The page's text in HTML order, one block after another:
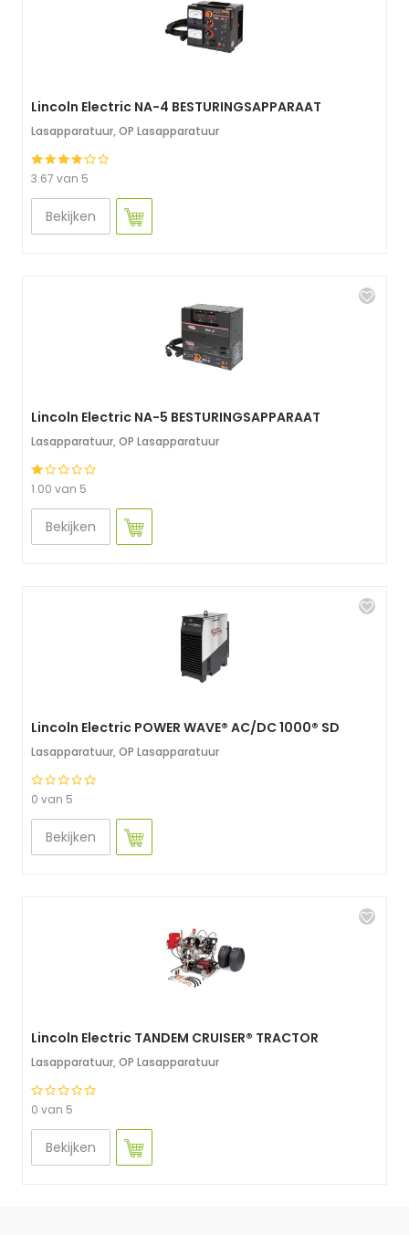
Lincoln Electric NA-4 BESTURINGSAPPARAAT
Lasapparatuur, OP Lasapparatuur
3.67 van 5
Bekijken
Lincoln Electric NA-5 BESTURINGSAPPARAAT
Lasapparatuur, OP Lasapparatuur
1.00 van 5
Bekijken
Lincoln Electric POWER WAVE® AC/DC 1000® SD
Lasapparatuur, OP Lasapparatuur
0 van 5
Bekijken
Lincoln Electric TANDEM CRUISER® TRACTOR
Lasapparatuur, OP Lasapparatuur
0 van 5
Bekijken